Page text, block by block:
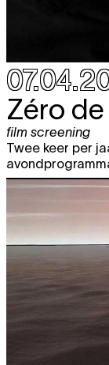
Zéro
film screening
Twee keer per